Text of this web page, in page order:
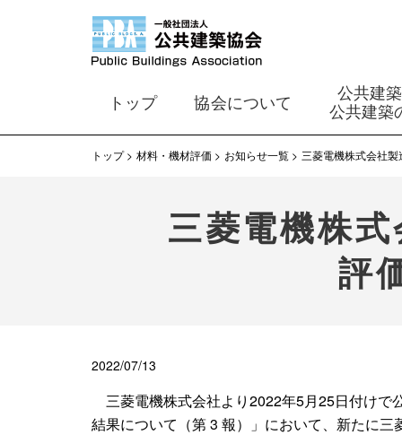
トップ 協会について
公共建
公共建築
トップ 材料・機材評価 お知らせ一覧 三菱電機株式会社
三菱電機株
評
2022/07/13
三菱電機株式会社より2022年5月25日付けで
結果について（第 3 報）」において、新たに